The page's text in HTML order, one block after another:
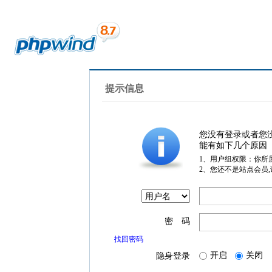
提示信息
您没有登录或者您
能有如下几个原因
1、用户组权限：你所
2、您还不是站点会员
密 码
找回密码
隐身登录 开启 关闭